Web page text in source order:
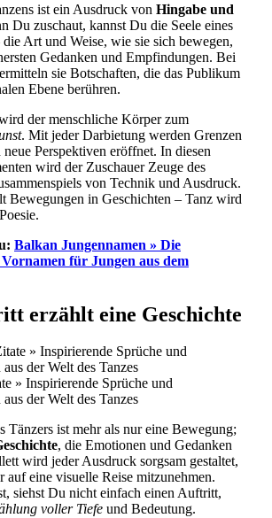
ist ein Ausdruck von Hingabe und
Du zuschaut, kannst Du die Seele eines
die Art und Weise, wie sie sich bewegen,
Gedanken und Empfindungen. Bei
sie Botschaften, die das Publikum
Ebene berühren.
der menschliche Körper zum
. Mit jeder Darbietung werden Grenzen
Perspektiven eröffnet. In diesen
wird der Zuschauer Zeuge des
von Technik und Ausdruck.
Bewegungen in Geschichten – Tanz wird
Balkan Jungennamen » Die
Vornamen für Jungen aus dem
erzählt eine Geschichte
» Inspirierende Sprüche und
der Welt des Tanzes
Tänzers ist mehr als nur eine Bewegung;
, die Emotionen und Gedanken
wird jeder Ausdruck sorgsam gestaltet,
auf eine visuelle Reise mitzunehmen.
siehst Du nicht einfach einen Auftritt,
voller Tiefe und Bedeutung.